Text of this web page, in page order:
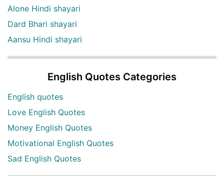
Alone Hindi shayari
Dard Bhari shayari
Aansu Hindi shayari
English Quotes Categories
English quotes
Love English Quotes
Money English Quotes
Motivational English Quotes
Sad English Quotes